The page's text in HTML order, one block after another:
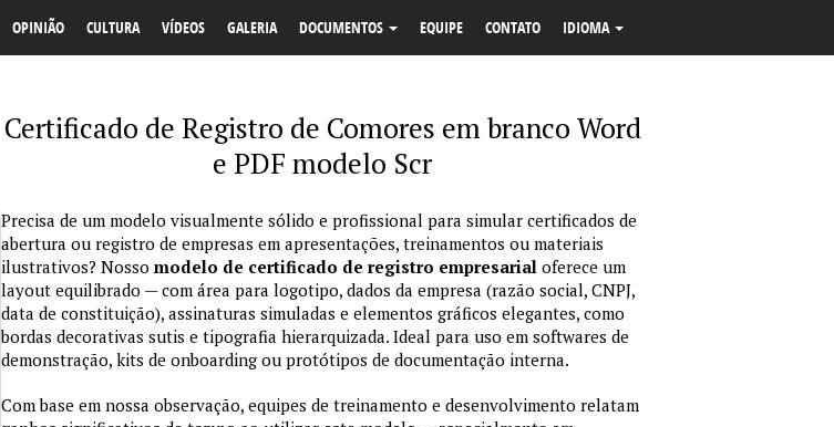
OPINIÃO CULTURA VÍDEOS GALERIA DOCUMENTOS EQUIPE CONTATO IDIOMA
Certificado de Registro de Comores em branco Word
e PDF modelo Scr
Precisa de um modelo visualmente sólido e profissional para simular certificados de
abertura ou registro de empresas em apresentações, treinamentos ou materiais
ilustrativos? Nosso modelo de certificado de registro empresarial oferece um
layout equilibrado — com área para logotipo, dados da empresa (razão social, CNPJ,
data de constituição), assinaturas simuladas e elementos gráficos elegantes, como
bordas decorativas sutis e tipografia hierarquizada. Ideal para uso em softwares de
demonstração, kits de onboarding ou protótipos de documentação interna.
Com base em nossa observação, equipes de treinamento e desenvolvimento relatam